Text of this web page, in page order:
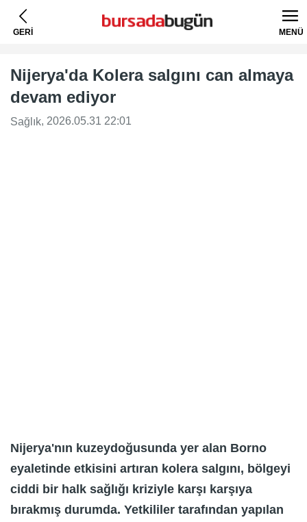
GERİ MENÜ
Nijerya'da Kolera salgını can almaya
devam ediyor
Sağlık, 2026.05.31 22:01
Nijerya'nın kuzeydoğusunda yer alan Borno
eyaletinde etkisini artıran kolera salgını, bölgeyi
ciddi bir halk sağlığı kriziyle karşı karşıya
bırakmış durumda. Yetkililer tarafından yapılan